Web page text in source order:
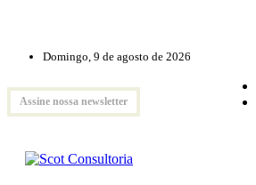
Domingo, 9 de agosto de 2026
Assine nossa newsletter